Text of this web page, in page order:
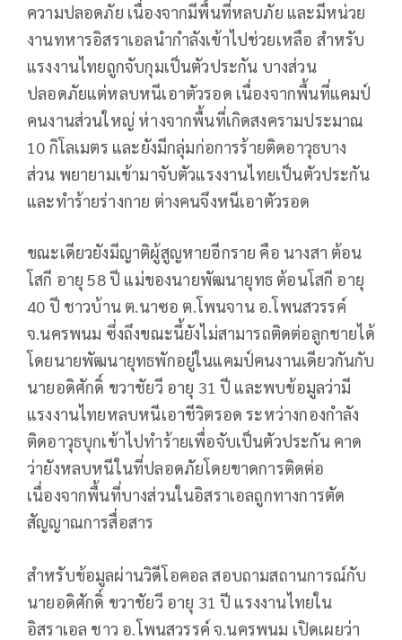
ความปลอดภัย เนื่องจากมีพื้นที่หลบภัย และมีหน่วย
งานทหารอิสราเอลนำกำลังเข้าไปช่วยเหลือ สำหรับ
แรงงานไทยถูกจับกุมเป็นตัวประกัน บางส่วน
ปลอดภัยแต่หลบหนีเอาตัวรอด เนื่องจากพื้นที่แคมป์
คนงานส่วนใหญ่ ห่างจากพื้นที่เกิดสงครามประมาณ
10 กิโลเมตร และยังมีกลุ่มก่อการร้ายติดอาวุธบาง
ส่วน พยายามเข้ามาจับตัวแรงงานไทยเป็นตัวประกัน
และทำร้ายร่างกาย ต่างคนจึงหนีเอาตัวรอด
ขณะเดียวยังมีญาติผู้สูญหายอีกราย คือ นางสา ต้อน
โสกี อายุ 58 ปี แม่ของนายพัฒนายุทธ ต้อนโสกี อายุ
40 ปี ชาวบ้าน ต.นาซอ ต.โพนจาน อ.โพนสวรรค์
จ.นครพนม ซึ่งถึงขณะนี้ยังไม่สามารถติดต่อลูกชายได้
โดยนายพัฒนายุทธพักอยู่ในแคมป์คนงานเดียวกันกับ
นายอดิศักดิ์ ขวาชัยวี อายุ 31 ปี และพบข้อมูลว่ามี
แรงงานไทยหลบหนีเอาชีวิตรอด ระหว่างกองกำลัง
ติดอาวุธบุกเข้าไปทำร้ายเพื่อจับเป็นตัวประกัน คาด
ว่ายังหลบหนีในที่ปลอดภัยโดยขาดการติดต่อ
เนื่องจากพื้นที่บางส่วนในอิสราเอลถูกทางการตัด
สัญญาณการสื่อสาร
สำหรับข้อมูลผ่านวิดีโอคอล สอบถามสถานการณ์กับ
นายอดิศักดิ์ ขวาชัยวี อายุ 31 ปี แรงงานไทยใน
อิสราเอล ชาว อ.โพนสวรรค์ จ.นครพนม เปิดเผยว่า